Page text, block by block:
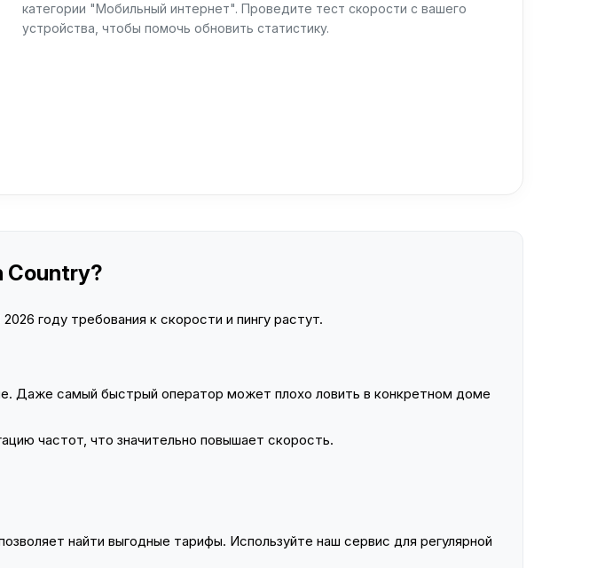
категории "Мобильный интернет". Проведите тест скорости с вашего
устройства, чтобы помочь обновить статистику.
Country?
году требования к скорости и пингу растут.
Даже самый быстрый оператор может плохо ловить в конкретном доме
частот, что значительно повышает скорость.
найти выгодные тарифы. Используйте наш сервис для регулярной